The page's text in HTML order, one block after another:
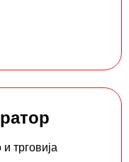
трговија